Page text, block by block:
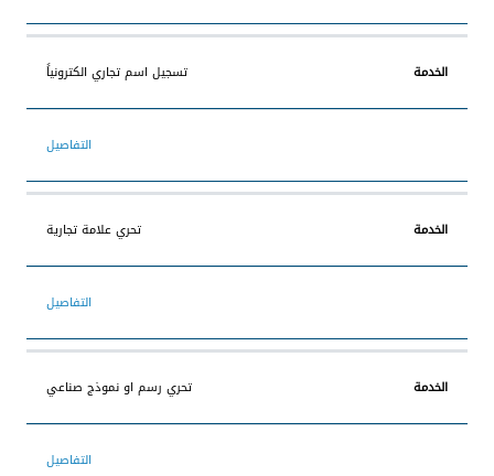
تسجيل اسم تجاري الكترونياً
التفاصيل
تحري علامة تجارية
التفاصيل
تحري رسم او نموذج صناعي
التفاصيل